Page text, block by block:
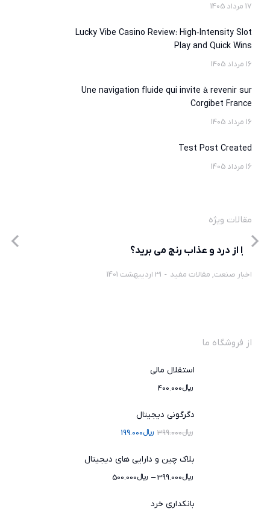
17 مرداد 1405
Lucky Vibe Casino Review: High‑Intensity Slot
Play and Quick Wins
16 مرداد 1405
Une navigation fluide qui invite à revenir sur
Corgibet France
16 مرداد 1405
Test Post Created
16 مرداد 1405
مقالات ویژه
چرا از درد و عذاب رنج می برید؟
اخبار صنعت, مقالات مفید 31 اردیبهشت 1401
از فروشگاه ما
استقلال مالی
﷼400.000
دگرگونی دیجیتال
﷼399.000 ﷼199.000
بلاک چین و دارایی های دیجیتال
﷼399.000
– ﷼500.000
بانکداری خرد